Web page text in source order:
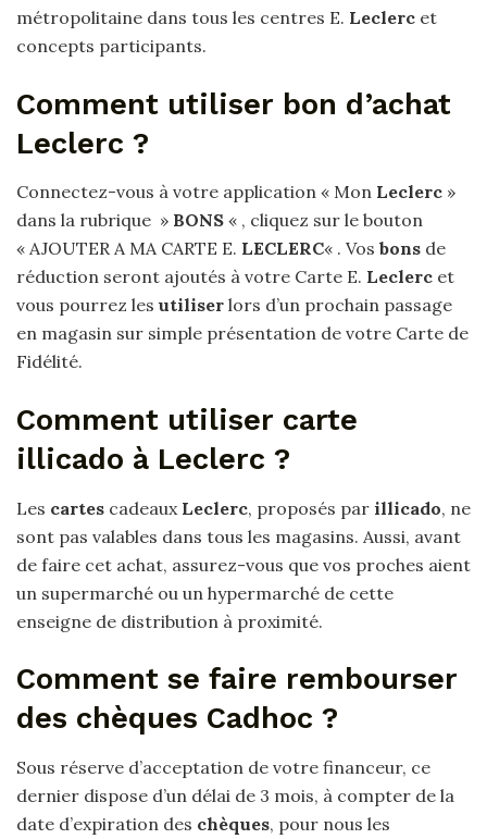
métropolitaine dans tous les centres E. Leclerc et
concepts participants.
Comment utiliser bon d’achat
Leclerc ?
Connectez-vous à votre application « Mon Leclerc »
dans la rubrique » BONS « , cliquez sur le bouton
« AJOUTER A MA CARTE E. LECLERC« . Vos bons de
réduction seront ajoutés à votre Carte E. Leclerc et
vous pourrez les utiliser lors d’un prochain passage
en magasin sur simple présentation de votre Carte de
Fidélité.
Comment utiliser carte
illicado à Leclerc ?
Les cartes cadeaux Leclerc, proposés par illicado, ne
sont pas valables dans tous les magasins. Aussi, avant
de faire cet achat, assurez-vous que vos proches aient
un supermarché ou un hypermarché de cette
enseigne de distribution à proximité.
Comment se faire rembourser
des chèques Cadhoc ?
Sous réserve d’acceptation de votre financeur, ce
dernier dispose d’un délai de 3 mois, à compter de la
date d’expiration des chèques, pour nous les